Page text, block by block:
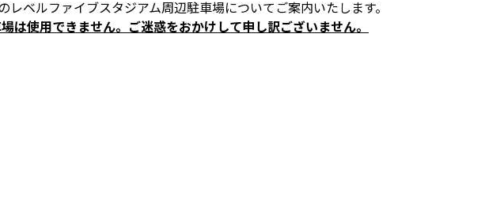
レベルファイブスタジアム周辺駐車場についてご案内いたします。
は使用できません。ご迷惑をおかけして申し訳ございません。